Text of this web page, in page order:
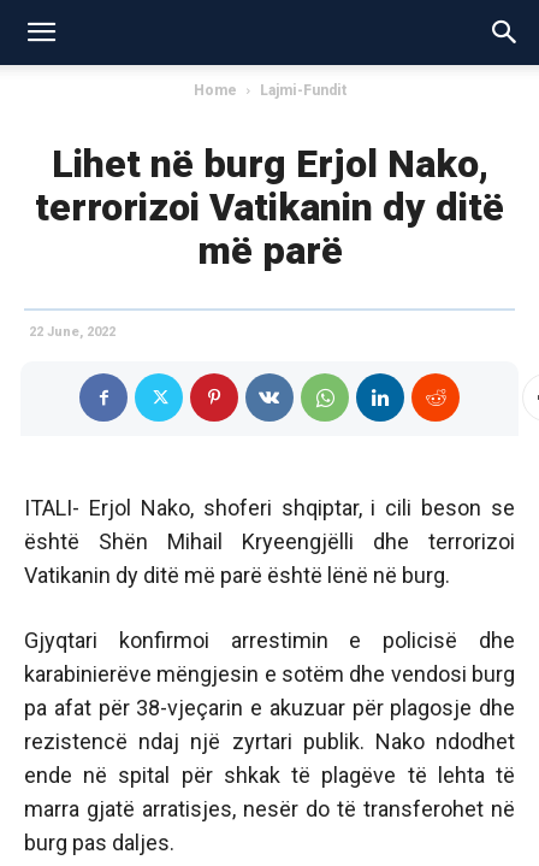
Home Lajmi-Fundit
Lihet në burg Erjol Nako,
terrorizoi Vatikanin dy ditë
më parë
22 June, 2022
ITALI- Erjol Nako, shoferi shqiptar, i cili beson se
është Shën Mihail Kryeengjëlli dhe terrorizoi
Vatikanin dy ditë më parë është lënë në burg.
Gjyqtari konfirmoi arrestimin e policisë dhe
karabinierëve mëngjesin e sotëm dhe vendosi burg
pa afat për 38-vjeçarin e akuzuar për plagosje dhe
rezistencë ndaj një zyrtari publik. Nako ndodhet
ende në spital për shkak të plagëve të lehta të
marra gjatë arratisjes, nesër do të transferohet në
burg pas daljes.